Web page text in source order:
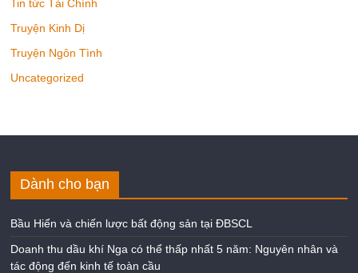
Tin tức Tài Chính
Truyện Kinh Dị
Truyện Ngôn Tình
Uncategorized
Dành cho bạn
Bầu Hiển và chiến lược bất động sản tại ĐBSCL
Doanh thu dầu khí Nga có thể thấp nhất 5 năm: Nguyên nhân và
tác động đến kinh tế toàn cầu